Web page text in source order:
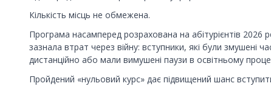
Кількість місць не обмежена.
Програма насамперед розрахована на абітурієнтів 2026
зазнала втрат через війну: вступники, які були змушені
дистанційно або мали вимушені паузи в освітньому
Пройдений «нульовий курс» дає підвищений шанс